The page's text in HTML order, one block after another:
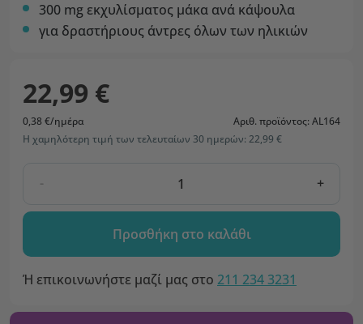
300 mg εκχυλίσματος μάκα ανά κάψουλα
για δραστήριους άντρες όλων των ηλικιών
22,99 €
0,38 €/ημέρα
Αριθ. προϊόντος: AL164
Η χαμηλότερη τιμή των τελευταίων 30 ημερών: 22,99 €
- +
Προσθήκη στο καλάθι
Ή επικοινωνήστε μαζί μας στο 211 234 3231